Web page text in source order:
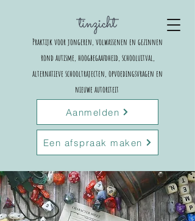
Praktijk voor jongeren, volwassenen en gezinnen
rond autisme, hoogbegaafdheid, schooluitval,
alternatieve schooltrajecten, opvoedingsvragen en
nieuwe autoriteit
Aanmelden
Een afspraak maken